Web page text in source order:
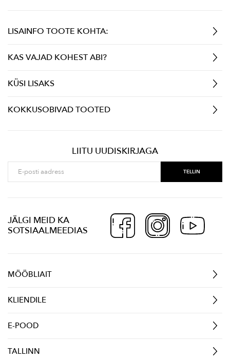
LISAINFO TOOTE KOHTA:
KAS VAJAD KOHEST ABI?
KÜSI LISAKS
KOKKUSOBIVAD TOOTED
LIITU UUDISKIRJAGA
JÄLGI MEID KA
SOTSIAALMEEDIAS
MÖÖBLIAIT
KLIENDILE
E-POOD
TALLINN